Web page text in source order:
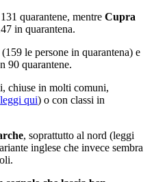
quarantene, mentre Cupra
in quarantena.
(159 le persone in quarantena) e
90 quarantene.
chiuse in molti comuni,
leggi qui) o con classi in
, soprattutto al nord (leggi
inglese che invece sembra